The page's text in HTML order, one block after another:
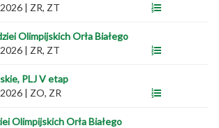
| ZR, ZT
Olimpijskich Orła Białego
| ZR, ZT
PLJ V etap
| ZO, ZR
Olimpijskich Orła Białego